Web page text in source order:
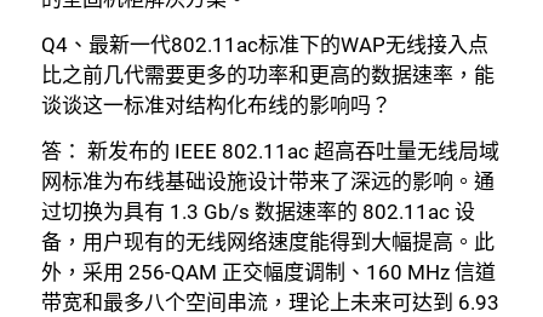
Q4、最新一代802.11ac标准下的WAP无线接入点
比之前几代需要更多的功率和更高的数据速率，能
谈谈这一标准对结构化布线的影响吗？
答： 新发布的 IEEE 802.11ac 超高吞吐量无线局域
网标准为布线基础设施设计带来了深远的影响。通
过切换为具有 1.3 Gb/s 数据速率的 802.11ac 设
备，用户现有的无线网络速度能得到大幅提高。此
外，采用 256-QAM 正交幅度调制、160 MHz 信道
带宽和最多八个空间串流，理论上未来可达到 6.93